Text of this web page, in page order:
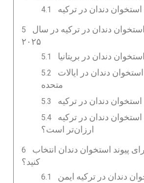
استخوان دندان در ترکیه
استخوان دندان در ترکیه در سال
۲۰۲۵
دندان در بریتانیا
دندان در ایالات
متحده
دندان در ترکیه
استخوان دندان در ترکیه
ارزان‌تر است؟
پیوند استخوان دندان انتخاب
کنید؟
دندان در ترکیه ایمن